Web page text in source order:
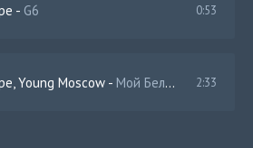
- G6 0:53
Young Moscow - Мой Белый 2:33